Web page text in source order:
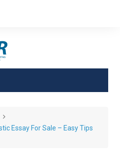
Essay For Sale – Easy Tips